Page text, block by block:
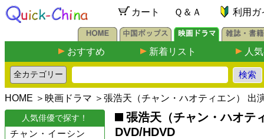
カート Ｑ＆Ａ 利用ガ
おすすめ 新着リスト 人
HOME ＞ 映画ドラマ ＞張浩天（チャン・ハオティエン） 出
人気俳優で探す！
チャン・イーシン
張浩天（チャン・ハオテ
DVD/HDVD